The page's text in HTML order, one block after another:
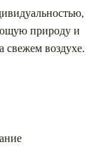
природу и
свежем воздухе.